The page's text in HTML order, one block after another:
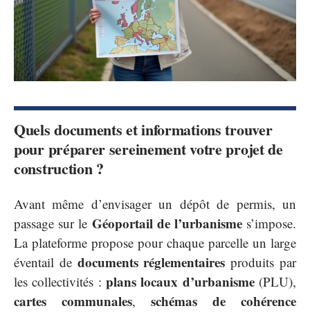
Quels documents et informations trouver
pour préparer sereinement votre projet de
construction ?
Avant même d’envisager un dépôt de permis, un
passage sur le Géoportail de l’urbanismes’impose.
La plateforme propose pour chaque parcelle un large
éventail de documents réglementaires produits par
les collectivités : plans locaux d’urbanisme(PLU),
cartes communales, schémas de cohérence